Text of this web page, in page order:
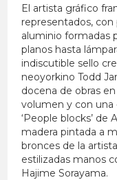
El artista gráfico
representados, con
aluminio formadas
planos hasta
indiscutible sello
neoyorkino Todd
docena de obras
volumen y con una
‘People blocks’ de
madera pintada a
bronces de la
estilizadas manos
Hajime Sorayama.